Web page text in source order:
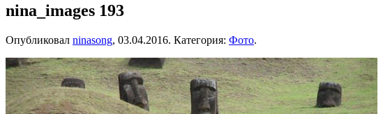
nina_images 193
Опубликовал ninasong, 03.04.2016. Категория: Фото.